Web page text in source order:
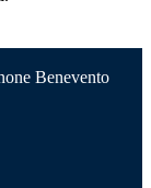
Benevento